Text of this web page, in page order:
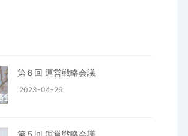
第６回 運営戦略会議
2023-04-26
第５回 運営戦略会議